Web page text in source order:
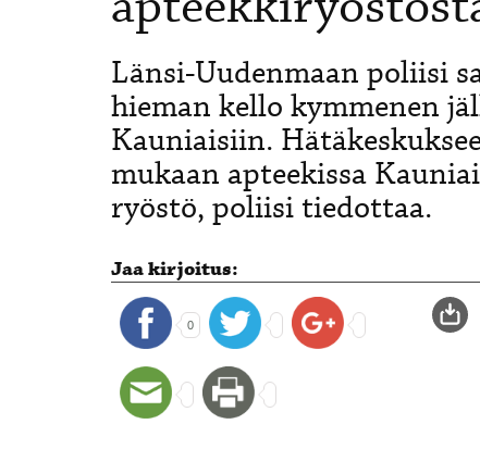
Länsi-Uudenmaan poliisi
hieman kello kymmenen
Kauniaisiin.
mukaan apteekissa
ryöstö, poliisi tiedottaa.
Jaa kirjoitus:
0